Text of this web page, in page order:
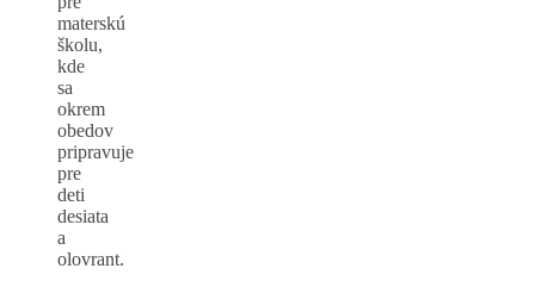
materskú
školu,
kde
sa
okrem
obedov
pripravuje
pre
deti
desiata
a
olovrant.